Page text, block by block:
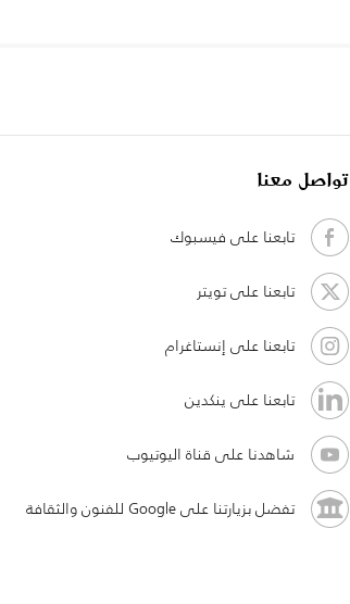
تواصل معنا
تابعنا على فيسبوك
تابعنا على تويتر
تابعنا على إنستاغرام
تابعنا على ينكدين
شاهدنا على قناة اليوتيوب
تفضل بزيارتنا على Google للفنون والثقافة